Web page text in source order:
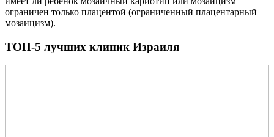
ограничен только плацентой (ограниченный плацентарный
мозаицизм).
ТОП-5 лучших клиник Израиля